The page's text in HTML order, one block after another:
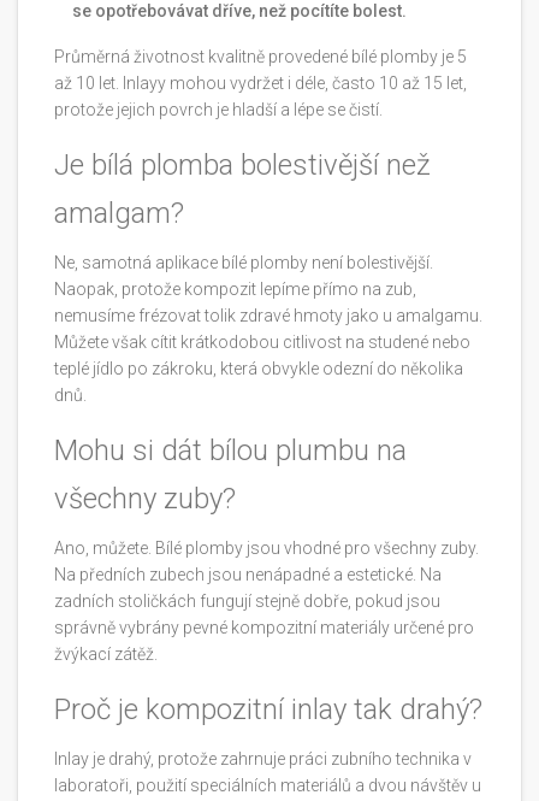
se opotřebovávat dříve, než pocítíte bolest.
Průměrná životnost kvalitně provedené bílé plomby je 5
až 10 let. Inlayy mohou vydržet i déle, často 10 až 15 let,
protože jejich povrch je hladší a lépe se čistí.
Je bílá plomba bolestivější než
amalgam?
Ne, samotná aplikace bílé plomby není bolestivější.
Naopak, protože kompozit lepíme přímo na zub,
nemusíme frézovat tolik zdravé hmoty jako u amalgamu.
Můžete však cítit krátkodobou citlivost na studené nebo
teplé jídlo po zákroku, která obvykle odezní do několika
dnů.
Mohu si dát bílou plumbu na
všechny zuby?
Ano, můžete. Bílé plomby jsou vhodné pro všechny zuby.
Na předních zubech jsou nenápadné a estetické. Na
zadních stoličkách fungují stejně dobře, pokud jsou
správně vybrány pevné kompozitní materiály určené pro
žvýkací zátěž.
Proč je kompozitní inlay tak drahý?
Inlay je drahý, protože zahrnuje práci zubního technika v
laboratoři, použití speciálních materiálů a dvou návštěv u